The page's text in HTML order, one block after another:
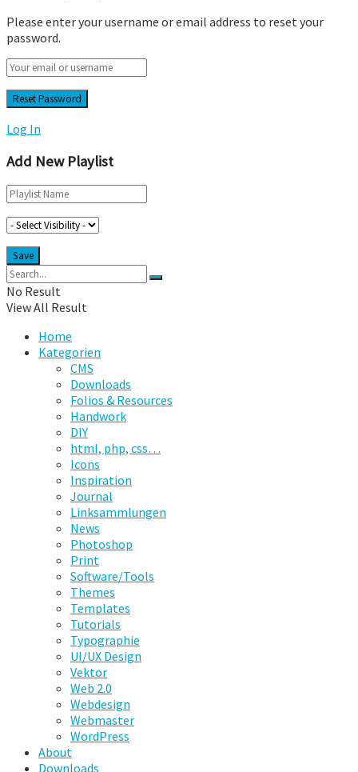
Please enter your username or email address to reset your
password.
Log In
Add New Playlist
No Result
View All Result
Home
Kategorien
CMS
Downloads
Folios & Resources
Handwork
DIY
html, php, css…
Icons
Inspiration
Journal
Linksammlungen
News
Photoshop
Print
Software/Tools
Themes
Templates
Tutorials
Typographie
UI/UX Design
Vektor
Web 2.0
Webdesign
Webmaster
WordPress
About
Downloads